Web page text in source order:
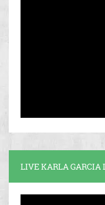
LIVE KARLA GARCIA